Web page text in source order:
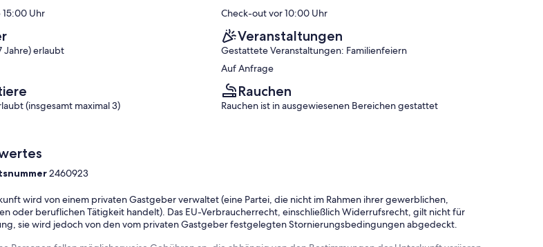
Uhr Check-out vor 10:00 Uhr
Jahre) erlaubt
Veranstaltungen
Gestattete Veranstaltungen: Familienfeiern
Auf Anfrage
(insgesamt maximal 3)
Rauchen
Rauchen ist in ausgewiesenen Bereichen gestattet
2460923
wird von einem privaten Gastgeber verwaltet (eine Partei, die nicht im Rahmen ihrer gewerblichen,
oder beruflichen Tätigkeit handelt). Das EU-Verbraucherrecht, einschließlich Widerrufsrecht, gilt nicht für
sie wird jedoch von den vom privaten Gastgeber festgelegten Stornierungsbedingungen abgedeckt.